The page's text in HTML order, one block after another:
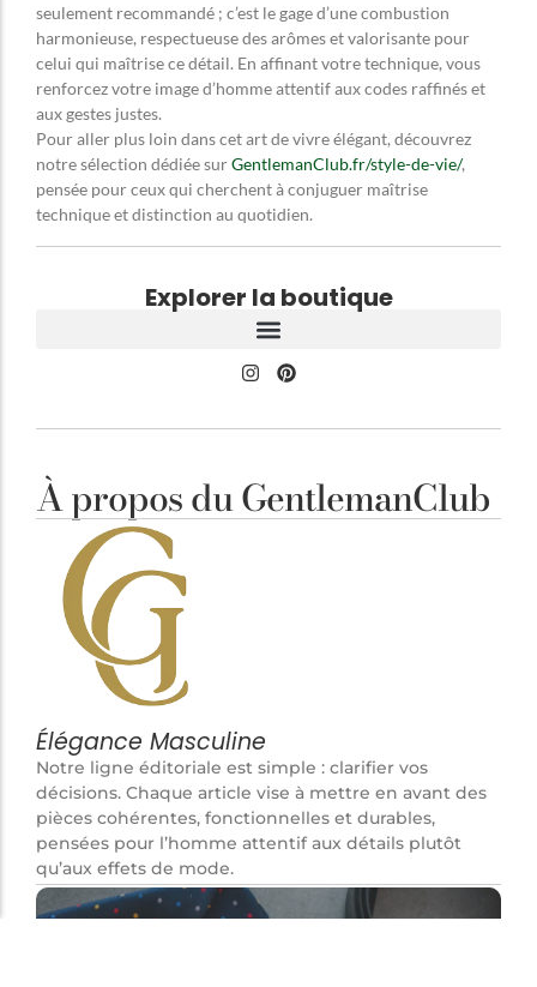
seulement recommandé ; c’est le gage d’une combustion
harmonieuse, respectueuse des arômes et valorisante pour
celui qui maîtrise ce détail. En affinant votre technique, vous
renforcez votre image d’homme attentif aux codes raffinés et
aux gestes justes.
Pour aller plus loin dans cet art de vivre élégant, découvrez
notre sélection dédiée surGentlemanClub.fr/style-de-vie/,
pensée pour ceux qui cherchent à conjuguer maîtrise
technique et distinction au quotidien.
Explorer la boutique
À propos du GentlemanClub
Élégance Masculine
Notre ligne éditoriale est simple : clarifier vos
décisions. Chaque article vise à mettre en avant des
pièces cohérentes, fonctionnelles et durables,
pensées pour l’homme attentif aux détails plutôt
qu’aux effets de mode.